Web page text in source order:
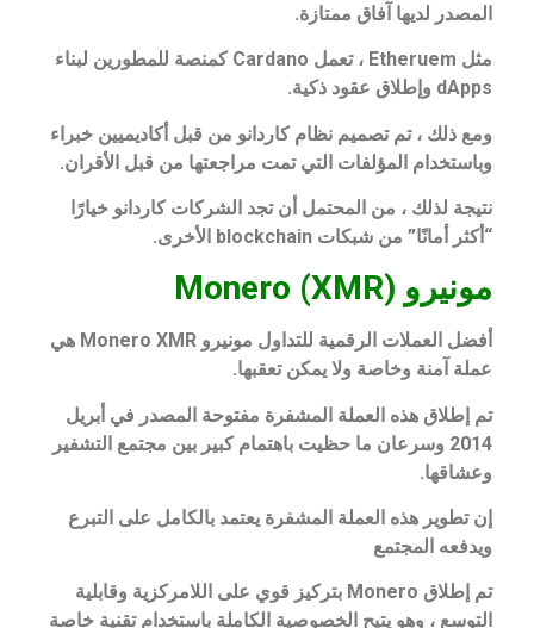
المصدر لديها آفاق ممتازة.
مثل Etheruem ، تعمل Cardano كمنصة للمطورين لبناء
dApps وإطلاق عقود ذكية.
ومع ذلك ، تم تصميم نظام كاردانو من قبل أكاديميين خبراء
وباستخدام المؤلفات التي تمت مراجعتها من قبل الأقران.
نتيجة لذلك ، من المحتمل أن تجد الشركات كاردانو خيارًا
“أكثر أمانًا” من شبكات blockchain الأخرى.
مونيرو (XMR) Monero
أفضل العملات الرقمية للتداول مونيرو Monero XMR هي
عملة آمنة وخاصة ولا يمكن تعقبها.
تم إطلاق هذه العملة المشفرة مفتوحة المصدر في أبريل
2014 وسرعان ما حظيت باهتمام كبير بين مجتمع التشفير
وعشاقها.
إن تطوير هذه العملة المشفرة يعتمد بالكامل على التبرع
ويدفعه المجتمع
تم إطلاق Monero بتركيز قوي على اللامركزية وقابلية
التوسع ، وهو يتيح الخصوصية الكاملة باستخدام تقنية خاصة